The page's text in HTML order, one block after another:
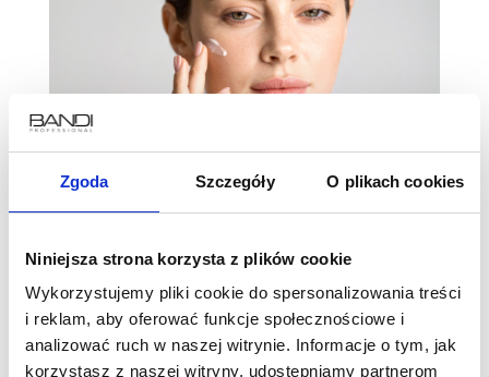
Zgoda Szczegóły O plikach cookies
Niniejsza strona korzysta z plików cookie
Wykorzystujemy pliki cookie do spersonalizowania treści
i reklam, aby oferować funkcje społecznościowe i
analizować ruch w naszej witrynie. Informacje o tym, jak
korzystasz z naszej witryny, udostępniamy partnerom
podczas snu